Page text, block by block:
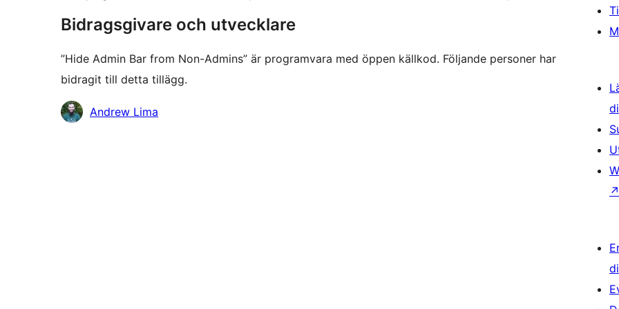
Bidragsgivare och utvecklare
”Hide Admin Bar from Non-Admins” är programvara med öppen källkod. Följande personer har
bidragit till detta tillägg.
BidragandeAndrew Lima
↗